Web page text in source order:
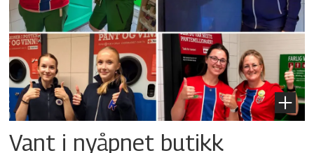
Vant i nyåpnet butikk